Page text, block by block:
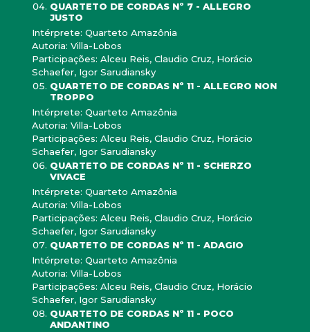
QUARTETO DE CORDAS Nº 7 - ALLEGRO
JUSTO
Intérprete: Quarteto Amazônia
Autoria: Villa-Lobos
Participações: Alceu Reis, Claudio Cruz, Horácio
Schaefer, Igor Sarudiansky
QUARTETO DE CORDAS Nº 11 - ALLEGRO NON
TROPPO
Intérprete: Quarteto Amazônia
Autoria: Villa-Lobos
Participações: Alceu Reis, Claudio Cruz, Horácio
Schaefer, Igor Sarudiansky
QUARTETO DE CORDAS Nº 11 - SCHERZO
VIVACE
Intérprete: Quarteto Amazônia
Autoria: Villa-Lobos
Participações: Alceu Reis, Claudio Cruz, Horácio
Schaefer, Igor Sarudiansky
QUARTETO DE CORDAS Nº 11 - ADAGIO
Intérprete: Quarteto Amazônia
Autoria: Villa-Lobos
Participações: Alceu Reis, Claudio Cruz, Horácio
Schaefer, Igor Sarudiansky
QUARTETO DE CORDAS Nº 11 - POCO
ANDANTINO